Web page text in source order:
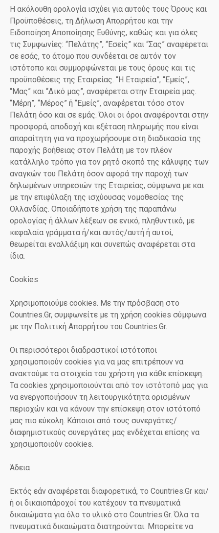
Η ακόλουθη ορολογία ισχύει για αυτούς τους Όρους και
Προϋποθέσεις, τη Δήλωση Απορρήτου και την
Ειδοποίηση Αποποίησης Ευθύνης, καθώς και για όλες
τις Συμφωνίες: “Πελάτης”, “Εσείς” και “Σας” αναφέρεται
σε εσάς, το άτομο που συνδέεται σε αυτόν τον
ιστότοπο και συμμορφώνεται με τους όρους και τις
προϋποθέσεις της Εταιρείας. “Η Εταιρεία”, “Εμείς”,
“Μας” και “Δικό μας”, αναφέρεται στην Εταιρεία μας.
“Μέρη”, “Μέρος” ή “Εμείς”, αναφέρεται τόσο στον
Πελάτη όσο και σε εμάς. Όλοι οι όροι αναφέρονται στην
προσφορά, αποδοχή και εξέταση πληρωμής που είναι
απαραίτητη για να προχωρήσουμε στη διαδικασία της
παροχής βοήθειας στον Πελάτη με τον πλέον
κατάλληλο τρόπο για τον ρητό σκοπό της κάλυψης των
αναγκών του Πελάτη όσον αφορά την παροχή των
δηλωμένων υπηρεσιών της Εταιρείας, σύμφωνα με και
με την επιφύλαξη της ισχύουσας νομοθεσίας της
Ολλανδίας. Οποιαδήποτε χρήση της παραπάνω
ορολογίας ή άλλων λέξεων σε ενικό, πληθυντικό, με
κεφαλαία γράμματα ή/και αυτός/αυτή ή αυτοί,
θεωρείται εναλλάξιμη και συνεπώς αναφέρεται στα
ίδια.
Cookies
Χρησιμοποιούμε cookies. Με την πρόσβαση στο
Countries.Gr, συμφωνείτε με τη χρήση cookies σύμφωνα
με την Πολιτική Απορρήτου του Countries.Gr.
Οι περισσότεροι διαδραστικοί ιστότοποι
χρησιμοποιούν cookies για να μας επιτρέπουν να
ανακτούμε τα στοιχεία του χρήστη για κάθε επίσκεψη.
Τα cookies χρησιμοποιούνται από τον ιστότοπό μας για
να ενεργοποιήσουν τη λειτουργικότητα ορισμένων
περιοχών και να κάνουν την επίσκεψη στον ιστότοπό
μας πιο εύκολη. Κάποιοι από τους συνεργάτες/
διαφημιστικούς συνεργάτες μας ενδέχεται επίσης να
χρησιμοποιούν cookies.
Άδεια
Εκτός εάν αναφέρεται διαφορετικά, το Countries.Gr και/
ή οι δικαιοπάροχοί του κατέχουν τα πνευματικά
δικαιώματα για όλο το υλικό στο Countries.Gr. Όλα τα
πνευματικά δικαιώματα διατηρούνται. Μπορείτε να